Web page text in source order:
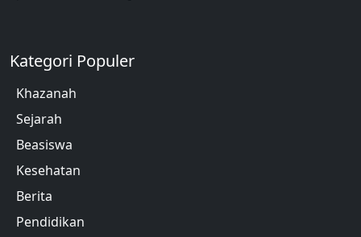
Kategori Populer
Khazanah
Sejarah
Beasiswa
Kesehatan
Berita
Pendidikan